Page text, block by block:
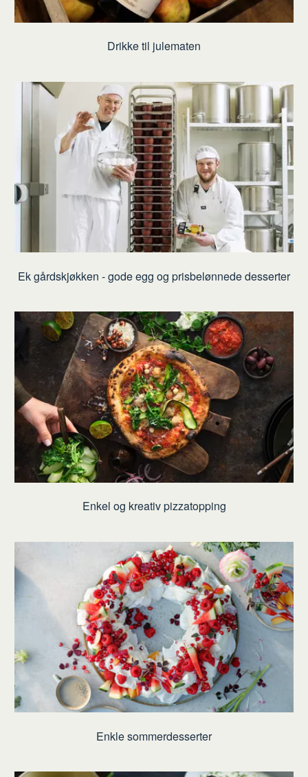
Drikke til julematen
Ek gårdskjøkken - gode egg og prisbelønnede desserter
Enkel og kreativ pizzatopping
Enkle sommerdesserter